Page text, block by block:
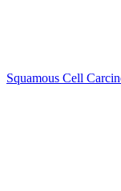
Squamous Cell